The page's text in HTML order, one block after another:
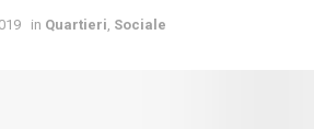
in Quartieri Sociale